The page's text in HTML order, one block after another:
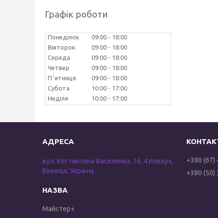
Графік роботи
Понеділок 09:00
18:00
Вівторок
09:00
18:00
Середа
09:00
18:00
Четвер
09:00
18:00
Пʼятниця
09:00
18:00
Субота
10:00
17:00
Неділя
10:00 17:00
вул. Костянтина Василенка, 16, 4 поверх,
Вінниця, Україна
Майстер+
+380 (67)
+380 (50)